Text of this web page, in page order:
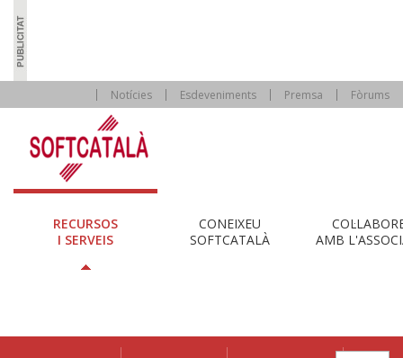
Notícies Esdeveniments Premsa Fòrums
RECURSOS
I SERVEIS
CONEIXEU
SOFTCATALÀ
AMB